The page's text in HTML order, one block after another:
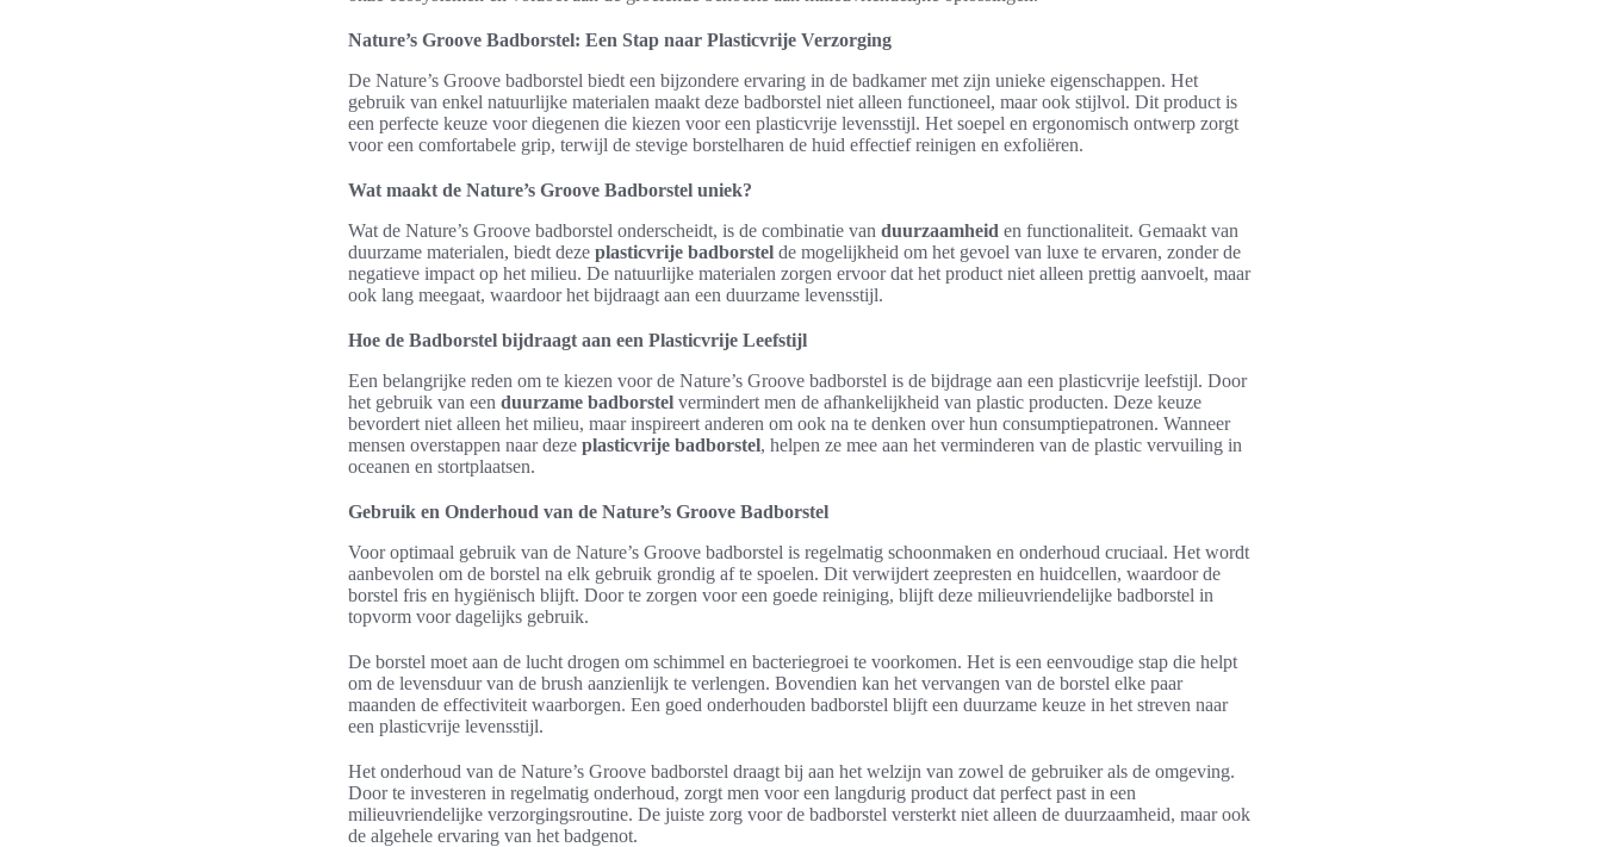
Nature’s Groove Badborstel: Een Stap naar Plasticvrije Verzorging
De Nature’s Groove badborstel biedt een bijzondere ervaring in de badkamer met zijn unieke eigenschappen. Het
gebruik van enkel natuurlijke materialen maakt deze badborstel niet alleen functioneel, maar ook stijlvol. Dit product is
een perfecte keuze voor diegenen die kiezen voor een plasticvrije levensstijl. Het soepel en ergonomisch ontwerp zorgt
voor een comfortabele grip, terwijl de stevige borstelharen de huid effectief reinigen en exfoliëren.
Wat maakt de Nature’s Groove Badborstel uniek?
Wat de Nature’s Groove badborstel onderscheidt, is de combinatie van duurzaamheid en functionaliteit. Gemaakt van
duurzame materialen, biedt deze plasticvrije badborstel de mogelijkheid om het gevoel van luxe te ervaren, zonder de
negatieve impact op het milieu. De natuurlijke materialen zorgen ervoor dat het product niet alleen prettig aanvoelt, maar
ook lang meegaat, waardoor het bijdraagt aan een duurzame levensstijl.
Hoe de Badborstel bijdraagt aan een Plasticvrije Leefstijl
Een belangrijke reden om te kiezen voor de Nature’s Groove badborstel is de bijdrage aan een plasticvrije leefstijl. Door
het gebruik van een duurzame badborstel vermindert men de afhankelijkheid van plastic producten. Deze keuze
bevordert niet alleen het milieu, maar inspireert anderen om ook na te denken over hun consumptiepatronen. Wanneer
mensen overstappen naar deze plasticvrije badborstel, helpen ze mee aan het verminderen van de plastic vervuiling in
oceanen en stortplaatsen.
Gebruik en Onderhoud van de Nature’s Groove Badborstel
Voor optimaal gebruik van de Nature’s Groove badborstel is regelmatig schoonmaken en onderhoud cruciaal. Het wordt
aanbevolen om de borstel na elk gebruik grondig af te spoelen. Dit verwijdert zeepresten en huidcellen, waardoor de
borstel fris en hygiënisch blijft. Door te zorgen voor een goede reiniging, blijft deze milieuvriendelijke badborstel in
topvorm voor dagelijks gebruik.
De borstel moet aan de lucht drogen om schimmel en bacteriegroei te voorkomen. Het is een eenvoudige stap die helpt
om de levensduur van de brush aanzienlijk te verlengen. Bovendien kan het vervangen van de borstel elke paar
maanden de effectiviteit waarborgen. Een goed onderhouden badborstel blijft een duurzame keuze in het streven naar
een plasticvrije levensstijl.
Het onderhoud van de Nature’s Groove badborstel draagt bij aan het welzijn van zowel de gebruiker als de omgeving.
Door te investeren in regelmatig onderhoud, zorgt men voor een langdurig product dat perfect past in een
milieuvriendelijke verzorgingsroutine. De juiste zorg voor de badborstel versterkt niet alleen de duurzaamheid, maar ook
de algehele ervaring van het badgenot.